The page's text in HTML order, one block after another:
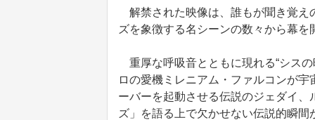
解禁された映像は、誰もが聞き覚え
ズを象徴する名シーンの数々から幕を
重厚な呼吸音とともに現れる“シス
ロの愛機ミレニアム・ファルコンが
ーバーを起動させる伝説のジェダイ
ズ」を語る上で欠かせない伝説的瞬間